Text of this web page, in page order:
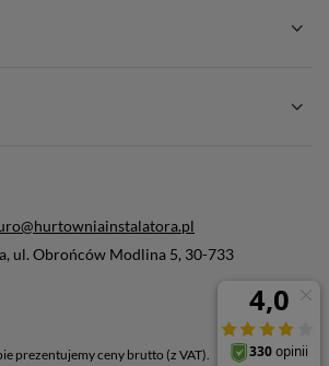
, ul. Obrońców Modlina 5, 30-733
prezentujemy ceny brutto (z VAT).